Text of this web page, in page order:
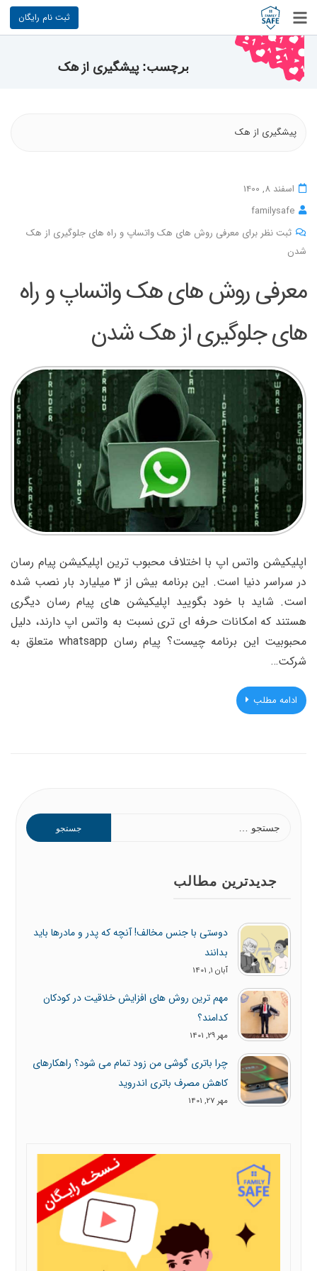
ثبت نام رایگان
برچسب:پیشگیری از هک
پیشگیری از هک
اسفند 8, 1400
familysafe
ثبت نظر برای معرفی روش های هک واتساپ و راه های جلوگیری از هک
شدن
معرفی روش های هک واتساپ و راه
های جلوگیری از هک شدن
اپلیکیشن واتس اپ با اختلاف محبوب ترین اپلیکیشن پیام رسان
در سراسر دنیا است. این برنامه بیش از 3 میلیارد بار نصب شده
است. شاید با خود بگویید اپلیکیشن های پیام رسان دیگری
هستند که امکانات حرفه ای تری نسبت به واتس اپ دارند، دلیل
محبوبیت این برنامه چیست؟ پیام رسان whatsapp متعلق به
شرکت…
ادامه مطلب
برای:
جدیدترین مطالب
دوستی با جنس مخالف! آنچه که پدر و مادرها باید
بدانند
آبان 1, 1401
مهم ترین روش های افزایش خلاقیت در کودکان
کدامند؟
مهر 29, 1401
چرا باتری گوشی من زود تمام می شود؟ راهکارهای
کاهش مصرف باتری اندروید
مهر 27, 1401